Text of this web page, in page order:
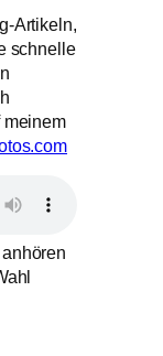
Artikeln,
schnelle
meinem